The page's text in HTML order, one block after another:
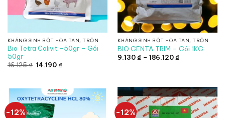
KHÁNG SINH BỘT HÒA TAN, TRỘN
Bio Tetra Colivit -50gr – Gói
50gr
16.125₫ Giá
14.190₫Giá
14.190 ₫.
KHÁNG SINH BỘT HÒA TAN, TRỘN
BIO GENTA TRIM – Gói 1KG
9.130₫ – 186.120₫Khoảng
186.120 ₫
-12% -12%